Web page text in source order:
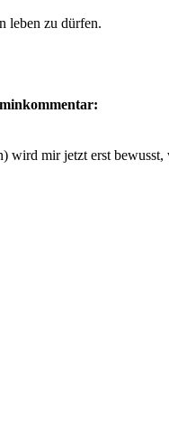
leben zu dürfen.
mir jetzt erst